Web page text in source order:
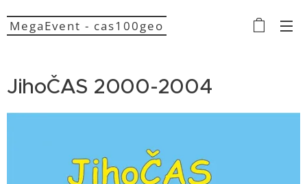
MegaEvent - cas100geo
JihoČAS 2000-2004